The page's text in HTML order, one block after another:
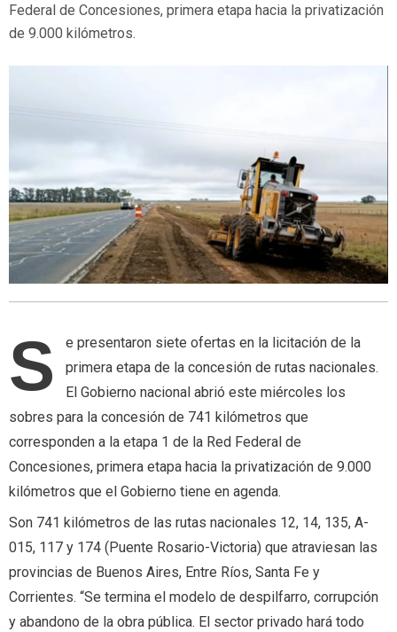
Federal de Concesiones, primera etapa hacia la privatización
de 9.000 kilómetros.
S
e presentaron siete ofertas en la licitación de la
primera etapa de la concesión de rutas nacionales.
El Gobierno nacional abrió este miércoles los
sobres para la concesión de 741 kilómetros que
corresponden a la etapa 1 de la Red Federal de
Concesiones, primera etapa hacia la privatización de 9.000
kilómetros que el Gobierno tiene en agenda.
Son 741 kilómetros de las rutas nacionales 12, 14, 135, A-
015, 117 y 174 (Puente Rosario-Victoria) que atraviesan las
provincias de Buenos Aires, Entre Ríos, Santa Fe y
Corrientes. “Se termina el modelo de despilfarro, corrupción
y abandono de la obra pública. El sector privado hará todo